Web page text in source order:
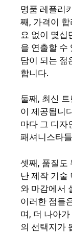
명품 레플리
째, 가격이
요 없이 몇십
을 연출할 수
담이 되는 젊
합니다.
둘째, 최신
이 제공됩니
마다 그 디자
패셔니스타
셋째, 품질도
난 제작 기술
와 마감에서
이러한 점들
며, 더 나아
의 선택지가